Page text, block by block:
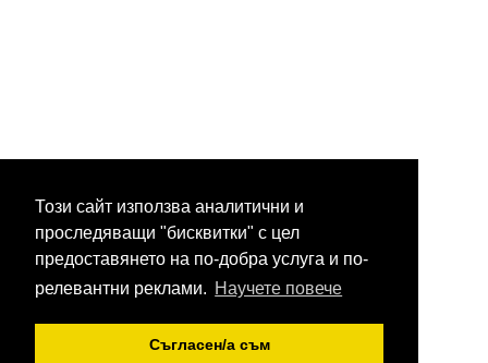
Този сайт използва аналитични и
проследяващи "бисквитки" с цел
предоставянето на по-добра услуга и по-
релевантни реклами. Научете повече
Съгласен/a съм